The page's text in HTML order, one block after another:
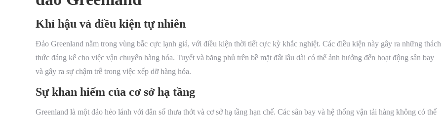
Khí hậu và điều kiện tự nhiên
Đảo Greenland nằm trong vùng bắc cực lạnh giá, với điều kiện thời tiết cực kỳ khắc nghiệt. Các điều kiện này gây ra những thách
thức đáng kể cho việc vận chuyển hàng hóa. Tuyết và băng phủ trên bề mặt đất lâu dài có thể ảnh hưởng đến hoạt động sân bay
và gây ra sự chậm trễ trong việc xếp dỡ hàng hóa.
Sự khan hiếm của cơ sở hạ tầng
Greenland là một đảo hẻo lánh với dân số thưa thớt và cơ sở hạ tầng hạn chế. Các sân bay và hệ thống vận tải hàng không có thể